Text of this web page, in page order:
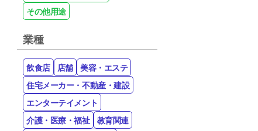
その他用途
業種
飲食店 店舗
美容・エステ
住宅メーカー・不動産・建設
エンターテイメント
介護・医療・福祉
教育関連